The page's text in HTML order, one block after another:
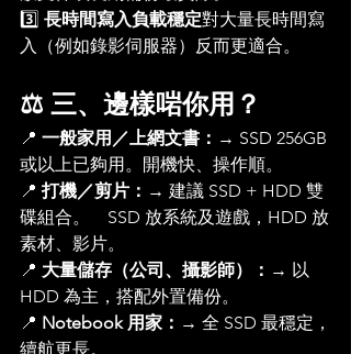
3️⃣ 長時間寫入負載穩定對大量長時間寫
入（例如錄影伺服器）反而更適合。
⚖️ 三、邊樣啱你用？
📍 一般家用／上網文書： → SSD 256GB
或以上已夠用。開機快、操作順。
📍 打機／剪片： → 建議 SSD + HDD 雙
碟組合。　SSD 放系統及遊戲，HDD 放
素材、影片。
📍 大量儲存（公司、攝影師）： → 以
HDD 為主，搭配外置備份。
📍 Notebook 用家： → 全 SSD 最穩定，
續航更長。